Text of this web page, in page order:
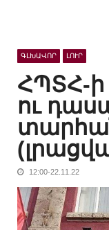
ԳԼԽԱՎՈՐ ԼՈՒՐ
ՀՊՏՀ-ի
ու
12:00-22.11.22